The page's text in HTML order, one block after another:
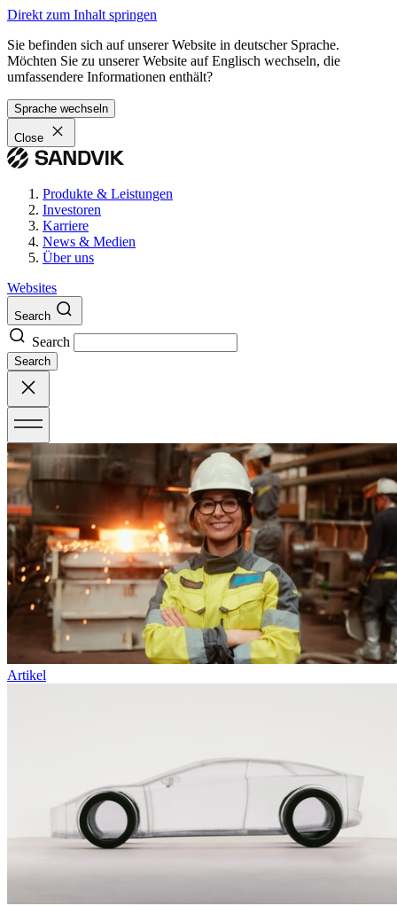
Direkt zum Inhalt springen
Sie befinden sich auf unserer Website in deutscher Sprache.
Möchten Sie zu unserer Website auf Englisch wechseln, die
umfassendere Informationen enthält?
Sprache wechseln
Close
Produkte & Leistungen
Investoren
Karriere
News & Medien
Über uns
Websites
Search
Search
Search
Artikel